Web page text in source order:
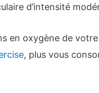
d’intensité
en oxygène de
, plus vous